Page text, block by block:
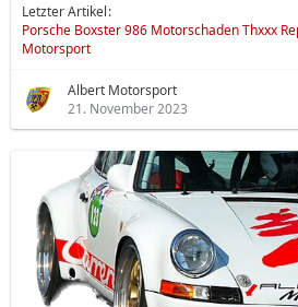
Letzter Artikel
Porsche Boxster 986 Motorschaden Thxxx
Motorsport
Albert Motorsport
21. November 2023